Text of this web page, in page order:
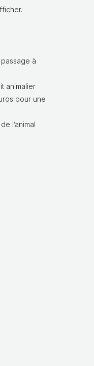
à
animalier
pour une
l’animal